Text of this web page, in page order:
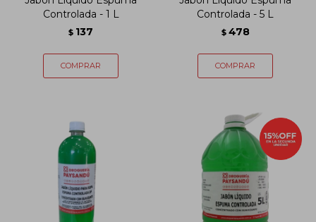
Controlada - 1 L
$ 137
Controlada - 5 L
$ 478